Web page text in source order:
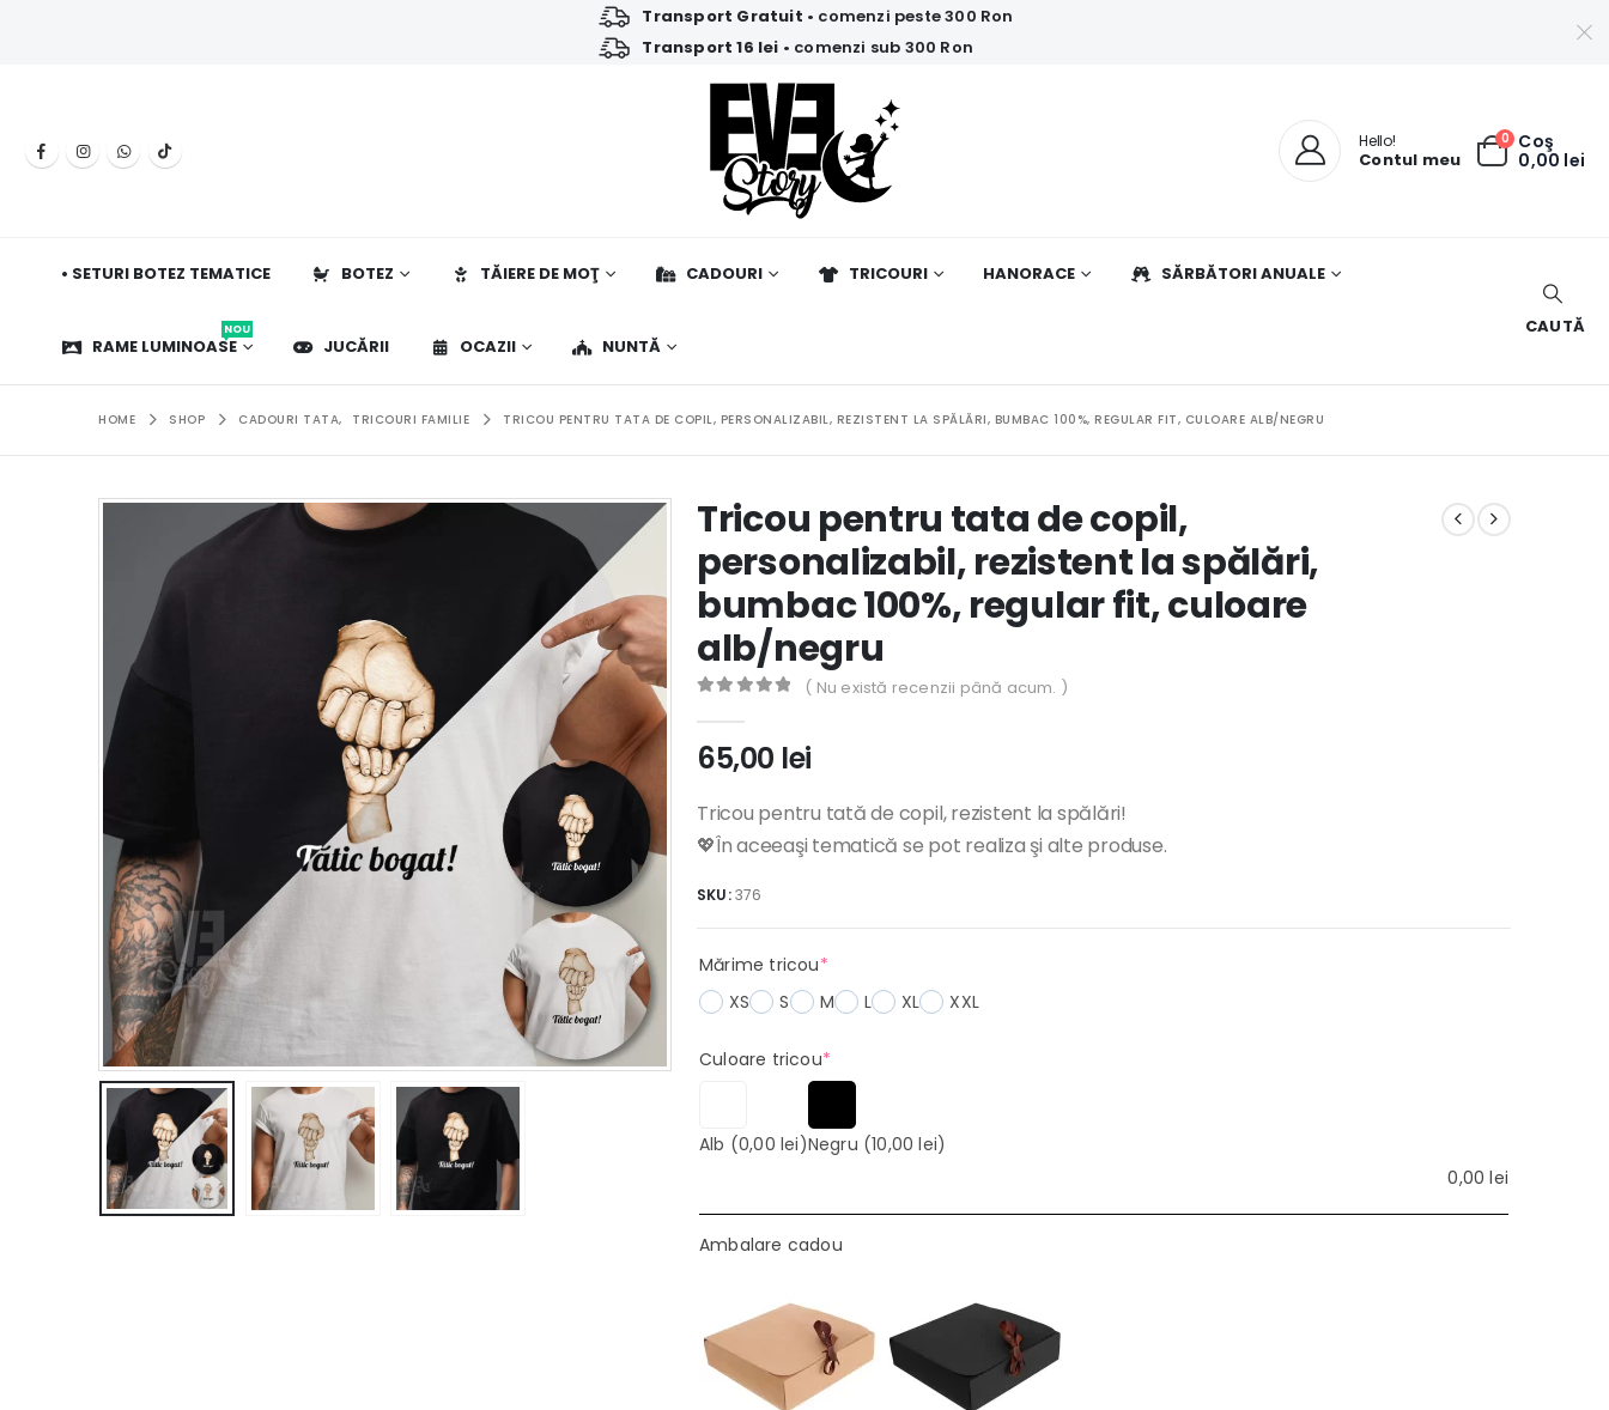
Transport Gratuit • comenzi peste 300 Ron
Transport 16 lei • comenzi sub 300 Ron
Hello!
Contul meu
0 Coş
0,00 lei
• SETURI BOTEZ TEMATICE BOTEZ TĂIERE DE MOŢ CADOURI TRICOURI HANORACE SĂRBĂTORI ANUALE
RAME LUMINOASE
NOU
JUCĂRII OCAZII NUNTĂ
CAUTĂ
HOME SHOP CADOURI TATA, TRICOURI FAMILIE TRICOU PENTRU TATA DE COPIL, PERSONALIZABIL, REZISTENT LA SPĂLĂRI, BUMBAC 100%, REGULAR FIT, CULOARE ALB/NEGRU
Tricou pentru tata de copil,
personalizabil, rezistent la spălări,
bumbac 100%, regular fit, culoare
alb/negru
( Nu există recenzii până acum. )
65,00 lei
Tricou pentru tată de copil, rezistent la spălări!
💖În aceeaşi tematică se pot realiza şi alte produse.
SKU:376
Mărime tricou*(required)
XS
S M L XL XXL
Culoare tricou*(required)
Alb (0,00 lei)Negru (10,00 lei)
0,00lei
Ambalare cadou